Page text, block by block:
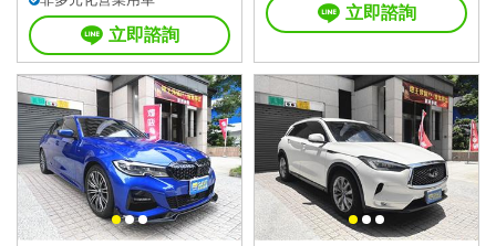
立即諮詢
立即諮詢